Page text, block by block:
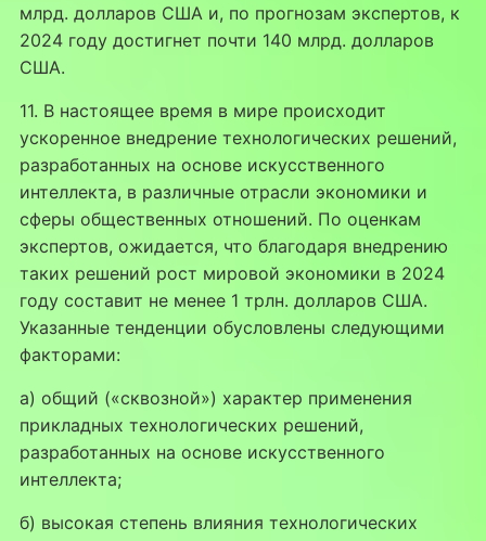
млрд. долларов США и, по прогнозам экспертов, к
2024 году достигнет почти 140 млрд. долларов
США.
11. В настоящее время в мире происходит
ускоренное внедрение технологических решений,
разработанных на основе искусственного
интеллекта, в различные отрасли экономики и
сферы общественных отношений. По оценкам
экспертов, ожидается, что благодаря внедрению
таких решений рост мировой экономики в 2024
году составит не менее 1 трлн. долларов США.
Указанные тенденции обусловлены следующими
факторами:
а) общий («сквозной») характер применения
прикладных технологических решений,
разработанных на основе искусственного
интеллекта;
б) высокая степень влияния технологических